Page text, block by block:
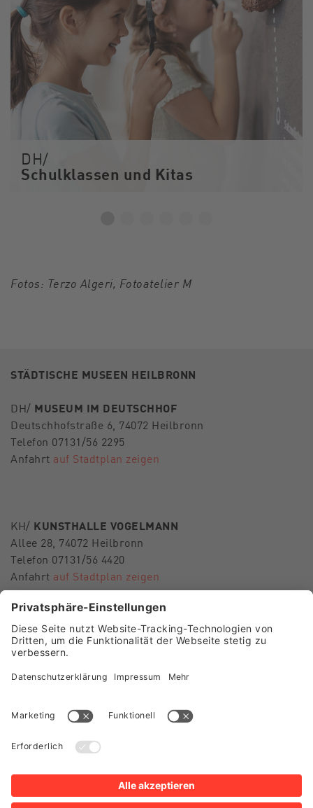
DH/
Schulklassen und Kitas
Fotos: Terzo Algeri, Fotoatelier M
STÄDTISCHE MUSEEN HEILBRONN
DH/ MUSEUM IM DEUTSCHHOF
Deutschhofstraße 6, 74072 Heilbronn
Telefon 07131/56 2295
Anfahrt auf Stadtplan zeigen
KH/ KUNSTHALLE VOGELMANN
Allee 28, 74072 Heilbronn
Telefon 07131/56 4420
Anfahrt auf Stadtplan zeigen
E-Mailmuseen-hn@heilbronn.de
FOLGEN SIE UNS
Besuch Museum im Deutschhof
Besuch Kunsthalle Vogelmann
Presse
Shop